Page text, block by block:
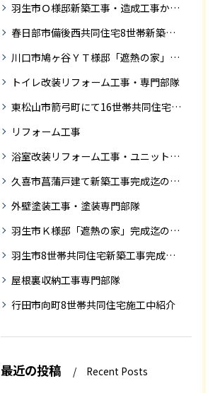
羽生市Ｏ様邸新築工事・造成工事から住宅完成までの紹介
春日部市備後西共同住宅8世帯新築工事完成迄の紹介です。
川口市鳩ヶ谷ＹＴ様邸「遮熱の家」工事状況
トイレ改装リフォーム工事・専門部隊
東松山市箭弓町にて16世帯共同住宅新築工事完成迄の紹介です。
リフォーム工事
浴室改装リフォーム工事・ユニットバス専門部隊
久喜市菖蒲戸建て新築工事完成迄の紹介
外壁塗装工事・塗装専門部隊
羽生市Ｋ様邸「遮熱の家」完成迄の紹介です
羽生市8世帯共同住宅新築工事完成迄の紹介
屋根裏収納工事専門部隊
行田市向町8世帯共同住宅施工中紹介
最近の投稿 Recent Posts